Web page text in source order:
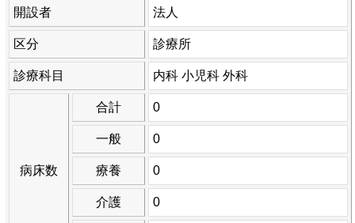
開設者 法人
区分 診療所
診療科目 内科 小児科 外科
病床数
合計 0
一般 0
療養 0
介護 0